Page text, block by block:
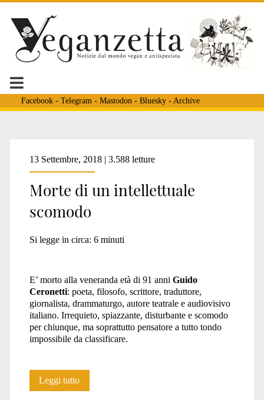
Facebook- Telegram - Mastodon - Bluesky- Archive
Tag:
<span>morto
guido
ceronetti</span>
13 Settembre, 2018 | 3.588 letture
Morte di un intellettuale
scomodo
Si legge in circa: 6 minuti
E’ morto alla veneranda età di 91 anni Guido
Ceronetti: poeta, filosofo, scrittore, traduttore,
giornalista, drammaturgo, autore teatrale e audiovisivo
italiano. Irrequieto, spiazzante, disturbante e scomodo
per chiunque, ma soprattutto pensatore a tutto tondo
impossibile da classificare.
Leggi tuttoMorte